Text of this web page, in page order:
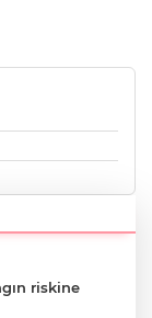
riskine